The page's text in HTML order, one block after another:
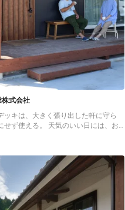
式会社
ッキは、大きく張り出した軒に守ら
せず使える。 天気のいい日には、お